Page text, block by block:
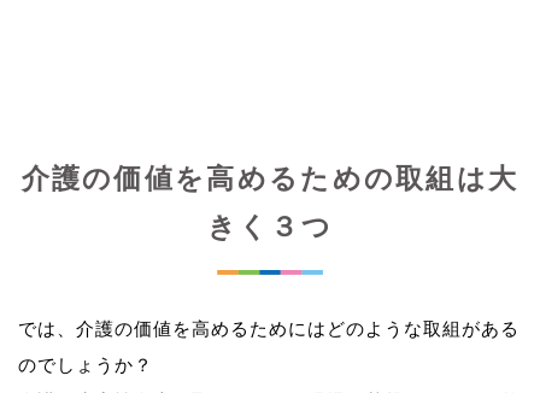
介護の価値を高めるための取組は大
きく３つ
では、介護の価値を高めるためにはどのような取組がある
のでしょうか？